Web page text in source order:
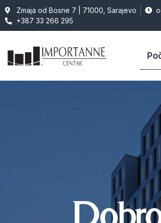
Zmaja od Bosne 7 | 71000, Sarajevo
+387 33 266 295